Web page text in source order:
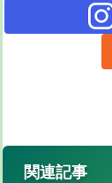
関連記事